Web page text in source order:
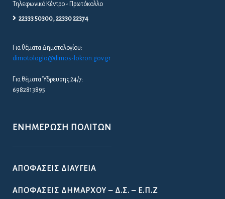
Τηλεφωνικό Κέντρο - Πρωτόκολλο
22333 50300, 22330 22374
Για θέματα Δημοτολογίου:
dimotologio@dimos-lokron.gov.gr
Για θέματα Ύδρευσης 24/7:
6982813895
ΕΝΗΜΈΡΩΣΗ ΠΟΛΙΤΏΝ
ΑΠΟΦΆΣΕΙΣ ΔΙΑΎΓΕΙΑ
ΑΠΟΦΆΣΕΙΣ ΔΗΜΆΡΧΟΥ – Δ.Σ. – Ε.Π.Ζ